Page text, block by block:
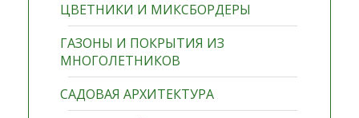
ЦВЕТНИКИ И МИКСБОРДЕРЫ
ГАЗОНЫ И ПОКРЫТИЯ ИЗ
МНОГОЛЕТНИКОВ
САДОВАЯ АРХИТЕКТУРА